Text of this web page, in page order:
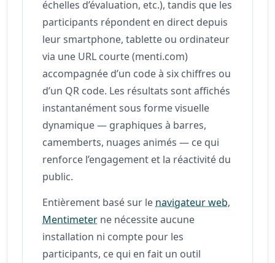
échelles d’évaluation, etc.), tandis que les
participants répondent en direct depuis
leur smartphone, tablette ou ordinateur
via une URL courte (menti.com)
accompagnée d’un code à six chiffres ou
d’un QR code. Les résultats sont affichés
instantanément sous forme visuelle
dynamique — graphiques à barres,
camemberts, nuages animés — ce qui
renforce l’engagement et la réactivité du
public.
Entièrement basé sur le navigateur web,
Mentimeter ne nécessite aucune
installation ni compte pour les
participants, ce qui en fait un outil